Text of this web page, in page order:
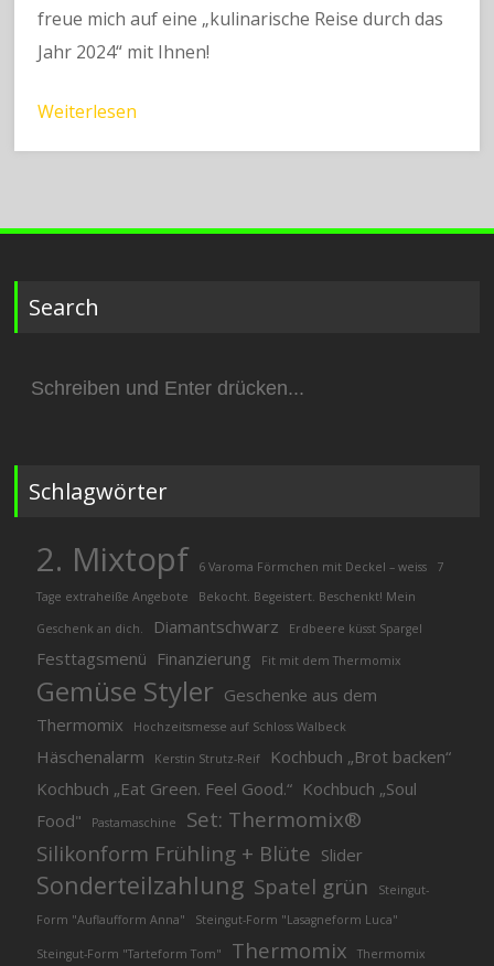
freue mich auf eine „kulinarische Reise durch das
Jahr 2024“ mit Ihnen!
Weiterlesen
Search
nach:
Schlagwörter
2. Mixtopf 6 Varoma Förmchen mit Deckel – weiss
7
Tage extraheiße Angebote
Bekocht. Begeistert. Beschenkt! Mein
Geschenk an dich. Diamantschwarz Erdbeere küsst Spargel
Festtagsmenü Finanzierung Fit mit dem Thermomix
Gemüse Styler Geschenke aus dem
Thermomix
Hochzeitsmesse auf Schloss Walbeck
Häschenalarm Kerstin Strutz-Reif
Kochbuch „Brot backen“
Kochbuch „Eat Green. Feel Good.“ Kochbuch „Soul
Food"
Pastamaschine
Set: Thermomix®
Silikonform Frühling + Blüte Slider
Sonderteilzahlung Spatel grün
Steingut-
Form "Auflaufform Anna"
Steingut-Form "Lasagneform Luca"
Steingut-Form "Tarteform Tom" Thermomix Thermomix